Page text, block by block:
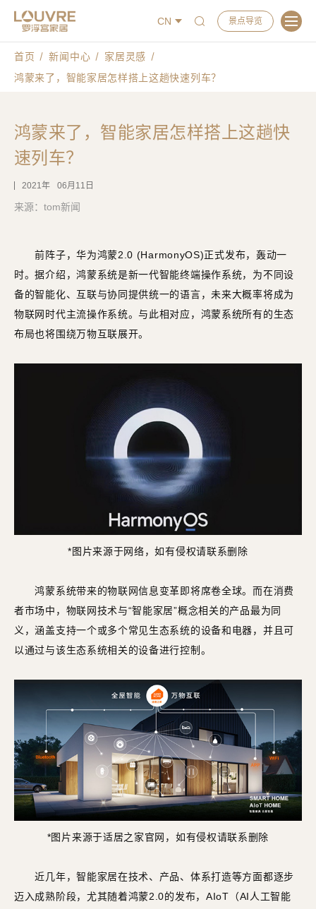
CN 景点导览
首页 新闻中心
家居灵感
鸿蒙来了，智能家居怎样搭上这趟快速列车？
鸿蒙来了，智能家居怎样搭上这趟快
速列车？
06月11日
2021
来源：tom新闻
前阵子，华为鸿蒙2.0 (HarmonyOS)正式发布，轰动一
时。据介绍，鸿蒙系统是新一代智能终端操作系统，为不同设
备的智能化、互联与协同提供统一的语言，未来大概率将成为
物联网时代主流操作系统。与此相对应，鸿蒙系统所有的生态
布局也将围绕万物互联展开。
*图片来源于网络，如有侵权请联系删除
鸿蒙系统带来的物联网信息变革即将席卷全球。而在消费
者市场中，物联网技术与“智能家居”概念相关的产品最为同
义，涵盖支持一个或多个常见生态系统的设备和电器，并且可
以通过与该生态系统相关的设备进行控制。
*图片来源于适居之家官网，如有侵权请联系删除
近几年，智能家居在技术、产品、体系打造等方面都逐步
迈入成熟阶段，尤其随着鸿蒙2.0的发布，AIoT（AI人工智能